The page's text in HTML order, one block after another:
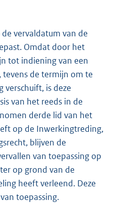
vervaldatum van de
Omdat door het
tot indiening van een
de termijn om te
verschuift, is deze
van het reeds in de
derde lid van het
op de Inwerkingtreding,
blijven de
van toepassing op
op grond van de
heeft verleend. Deze
toepassing.